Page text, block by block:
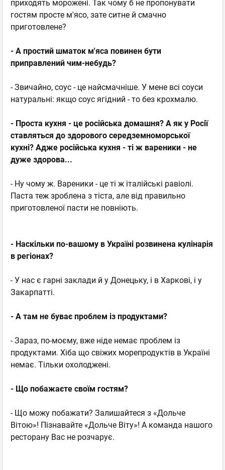
приходять морожені. Так чому б не пропонувати
гостям просте м'ясо, зате ситне й смачно
приготовлене?
- А простий шматок м'яса повинен бути
приправлений чим-небудь?
- Звичайно, соус - це найсмачніше. У мене всі соуси
натуральні: якщо соус ягідний - то без крохмалю.
- Проста кухня - це російська домашня? А як у Росії
ставляться до здорового середземноморської
кухні? Адже російська кухня - ті ж вареники - не
дуже здорова...
- Ну чому ж. Вареники - це ті ж італійські равіолі.
Паста теж зроблена з тіста, але від правильно
приготовленої пасти не повніють.
- Наскільки по-вашому в Україні розвинена кулінарія
в регіонах?
- У нас є гарні заклади й у Донецьку, і в Харкові, і у
Закарпатті.
- А там не буває проблем із продуктами?
- Зараз, по-моєму, вже ніде немає проблем із
продуктами. Хіба що свіжих морепродуктів в Україні
немає. Тільки охолоджені.
- Що побажаєте своїм гостям?
- Що можу побажати? Залишайтеся з «Дольче
Вітою»! Пізнавайте «Дольче Віту»! А команда нашого
ресторану Вас не розчарує.